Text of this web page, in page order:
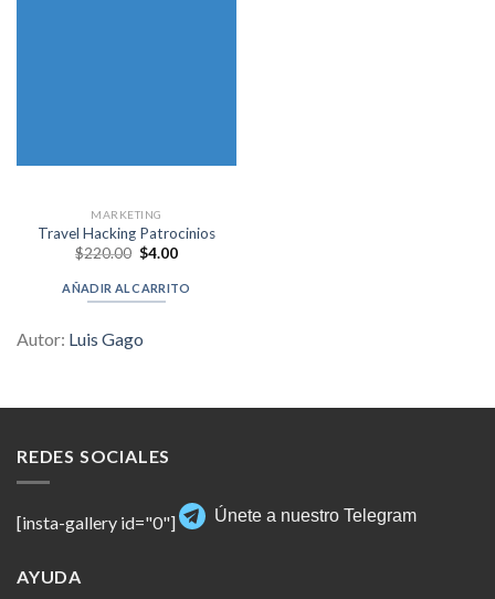
MARKETING
Travel Hacking Patrocinios
$220.00 Original
was:
$220.00.
$4.00Current
is:
$4.00.
AÑADIR AL CARRITO
Autor: Luis Gago
REDES SOCIALES
[insta-gallery id="0"] Únete a nuestro Telegram
AYUDA